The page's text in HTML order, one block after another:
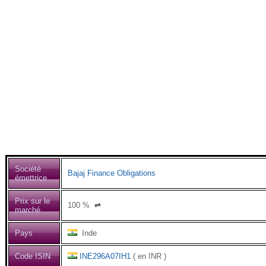
Société
émettrice
Bajaj Finance Obligations
Prix sur le
marché
100 % ⇌
Pays Inde
Code ISIN INE296A07IH1 ( en INR )